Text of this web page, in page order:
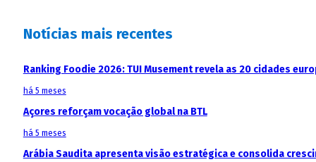
Notícias mais recentes
Ranking Foodie 2026: TUI Musement revela as 20 cidades
há 5 meses
Açores reforçam vocação global na BTL
há 5 meses
Arábia Saudita apresenta visão estratégica e consolida